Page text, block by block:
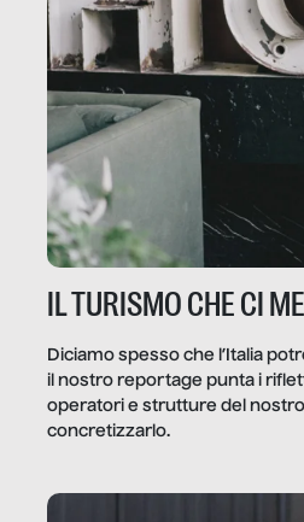
IL TURISMO CHE CI
Diciamo spesso che l’Italia
il nostro reportage punta i
operatori e strutture del
concretizzarlo.